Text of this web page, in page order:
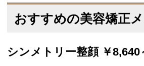
おすすめの美容矯正
シンメトリー整顔 ￥8,640